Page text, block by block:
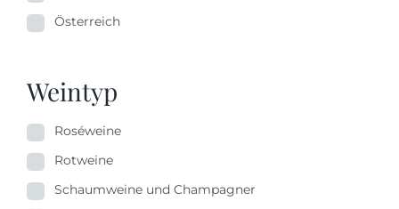
Österreich
Weintyp
Roséweine
Rotweine
Schaumweine und Champagner